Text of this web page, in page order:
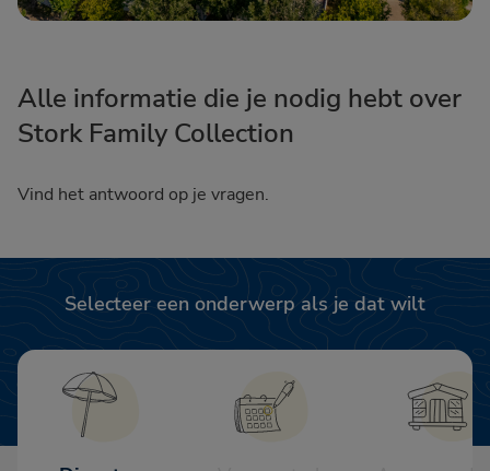
Alle informatie die je nodig hebt over
Stork Family Collection
Vind het antwoord op je vragen.
Selecteer een onderwerp als je dat wilt